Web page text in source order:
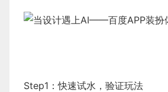
Step1：快速试水，验证玩法